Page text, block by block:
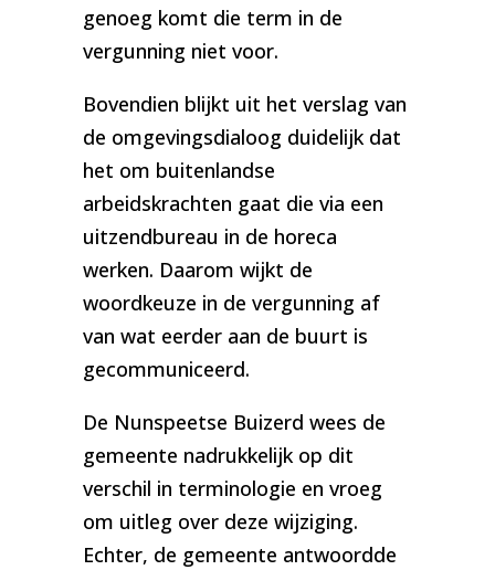
genoeg komt die term in de
vergunning niet voor.
Bovendien blijkt uit het verslag van
de omgevingsdialoog duidelijk dat
het om buitenlandse
arbeidskrachten gaat die via een
uitzendbureau in de horeca
werken. Daarom wijkt de
woordkeuze in de vergunning af
van wat eerder aan de buurt is
gecommuniceerd.
De Nunspeetse Buizerd wees de
gemeente nadrukkelijk op dit
verschil in terminologie en vroeg
om uitleg over deze wijziging.
Echter, de gemeente antwoordde